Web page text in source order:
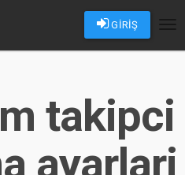
GİRİŞ
takipci
ayarlari